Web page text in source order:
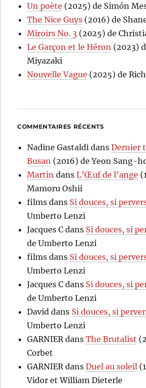
Un poète (2025) de Simón
The Nice Guys (2016) de
Miroirs No. 3 (2025) de
Le Garçon et le Héron (2023)
Miyazaki
Nouvelle Vague (2025) de
COMMENTAIRES RÉCENTS
Nadine Gastaldi dansDernier
Busan (2016) de Yeon Sang-
Martin dansL’Œuf de l’ange
Mamoru Oshii
films dans Si douces, si
Umberto Lenzi
Jacques C dans Si douces, si
de Umberto Lenzi
films dans Si douces, si
Umberto Lenzi
Jacques C dans Si douces, si
de Umberto Lenzi
David dans Si douces, si
Umberto Lenzi
GARNIER dansThe Brutalist
Corbet
GARNIER dansDuel au soleil
Vidor et William Dieterle